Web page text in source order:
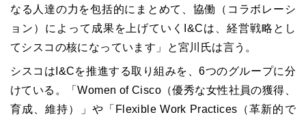
なる人達の力を包括的にまとめて、協働（コラボレーシ
ョン）によって成果を上げていくI&Cは、経営戦略とし
てシスコの核になっています」と宮川氏は言う。
シスコはI&Cを推進する取り組みを、6つのグループに分
けている。「Women of Cisco（優秀な女性社員の獲得、
育成、維持）」や「Flexible Work Practices（革新的で